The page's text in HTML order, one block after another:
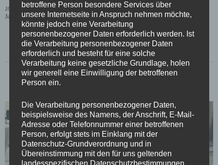
16. November 2017
Meldung
betroffene Person besondere Services über
unsere Internetseite in Anspruch nehmen möchte,
könnte jedoch eine Verarbeitung
personenbezogener Daten erforderlich werden. Ist
die Verarbeitung personenbezogener Daten
erforderlich und besteht für eine solche
Verarbeitung keine gesetzliche Grundlage, holen
wir generell eine Einwilligung der betroffenen
Person ein.
Die Verarbeitung personenbezogener Daten,
beispielsweise des Namens, der Anschrift, E-Mail-
Adresse oder Telefonnummer einer betroffenen
Person, erfolgt stets im Einklang mit der
Datenschutz-Grundverordnung und in
Übereinstimmung mit den für uns geltenden